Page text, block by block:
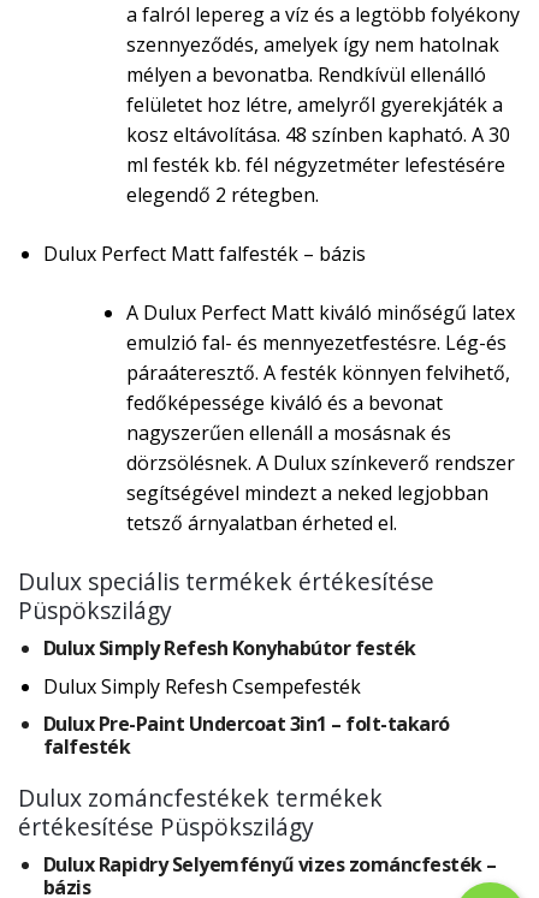
a falról lepereg a víz és a legtöbb folyékony
szennyeződés, amelyek így nem hatolnak
mélyen a bevonatba. Rendkívül ellenálló
felületet hoz létre, amelyről gyerekjáték a
kosz eltávolítása. 48 színben kapható. A 30
ml festék kb. fél négyzetméter lefestésére
elegendő 2 rétegben.
Dulux Perfect Matt falfesték – bázis
A Dulux Perfect Matt kiváló minőségű latex
emulzió fal- és mennyezetfestésre. Lég-és
páraáteresztő. A festék könnyen felvihető,
fedőképessége kiváló és a bevonat
nagyszerűen ellenáll a mosásnak és
dörzsölésnek. A Dulux színkeverő rendszer
segítségével mindezt a neked legjobban
tetsző árnyalatban érheted el.
Dulux speciális termékek értékesítése
Püspökszilágy
Dulux Simply Refesh Konyhabútor festék
Dulux Simply Refesh Csempefesték
Dulux Pre-Paint Undercoat 3in1 – folt-takaró
falfesték
Dulux zománcfestékek termékek
értékesítése Püspökszilágy
Dulux Rapidry Selyemfényű vizes zománcfesték –
bázis